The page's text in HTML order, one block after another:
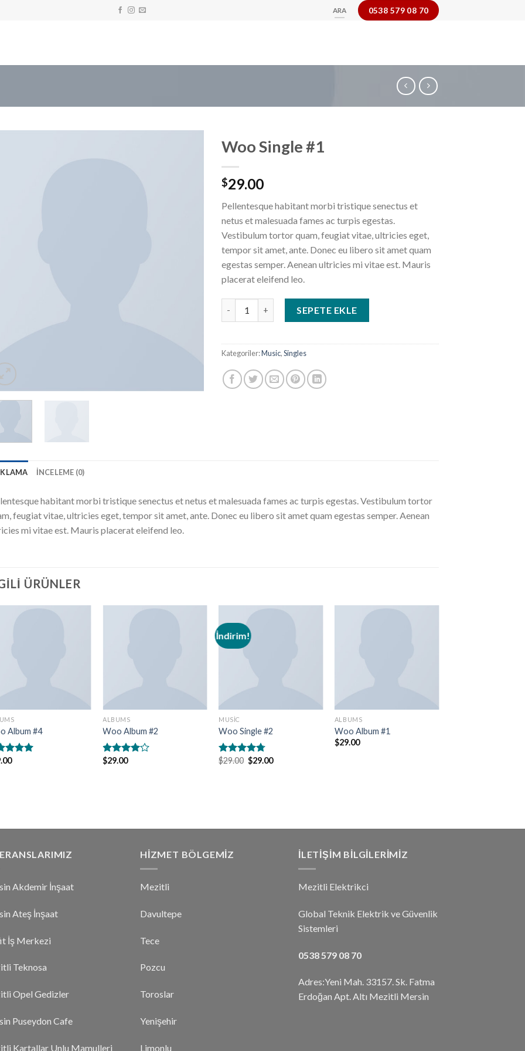
ARA 0538 579 08 70
Woo Single #1
$29.00
Pellentesque habitant morbi tristique senectus et
netus et malesuada fames ac turpis egestas.
Vestibulum tortor quam, feugiat vitae, ultricies eget,
tempor sit amet, ante. Donec eu libero sit amet quam
egestas semper. Aenean ultricies mi vitae est. Mauris
placerat eleifend leo.
SEPETE EKLE
Kategoriler:Music,Singles
İNCELEME (0)
habitant morbi tristique senectus et netus et malesuada fames ac turpis egestas. Vestibulum tortor
feugiat vitae, ultricies eget, tempor sit amet, ante. Donec eu libero sit amet quam egestas semper. Aenean
mi vitae est. Mauris placerat eleifend leo.
ÜRÜNLER
Album #4
ALBUMS
Woo Album #2
5
$29.00
İndirim!
MUSIC
Woo Single #2
5
$29.00 $29.00
ALBUMS
Woo Album #1
$29.00
Akdemir İnşaat
Ateş İnşaat
İş Merkezi
Teknosa
Opel Gedizler
Puseydon Cafe
Kartallar Unlu Mamulleri
HIZMET BÖLGEMIZ
Mezitli
Davultepe
Tece
Pozcu
Toroslar
Yenişehir
Limonlu
İLETIŞIM BILGILERIMIZ
Mezitli Elektrikci
Global Teknik Elektrik ve Güvenlik
Sistemleri
0538 579 08 70
Adres:Yeni Mah. 33157. Sk. Fatma
Erdoğan Apt. Altı Mezitli Mersin